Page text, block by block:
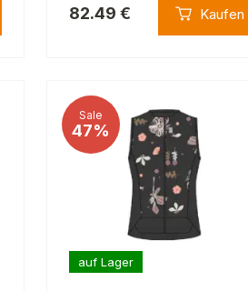
82.49 € Kaufen
Sale
47%
auf Lager